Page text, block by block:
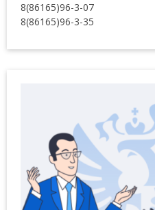
8(86165)96-3-07
8(86165)96-3-35